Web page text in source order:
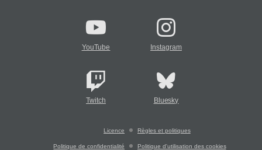
YouTube Instagram
Twitch Bluesky
Licence Règles et politiques
Politique de confidentialité Politique d'utilisation des cookies